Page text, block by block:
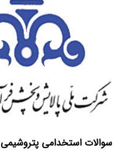
سوالات استخدامی پتروشیمی